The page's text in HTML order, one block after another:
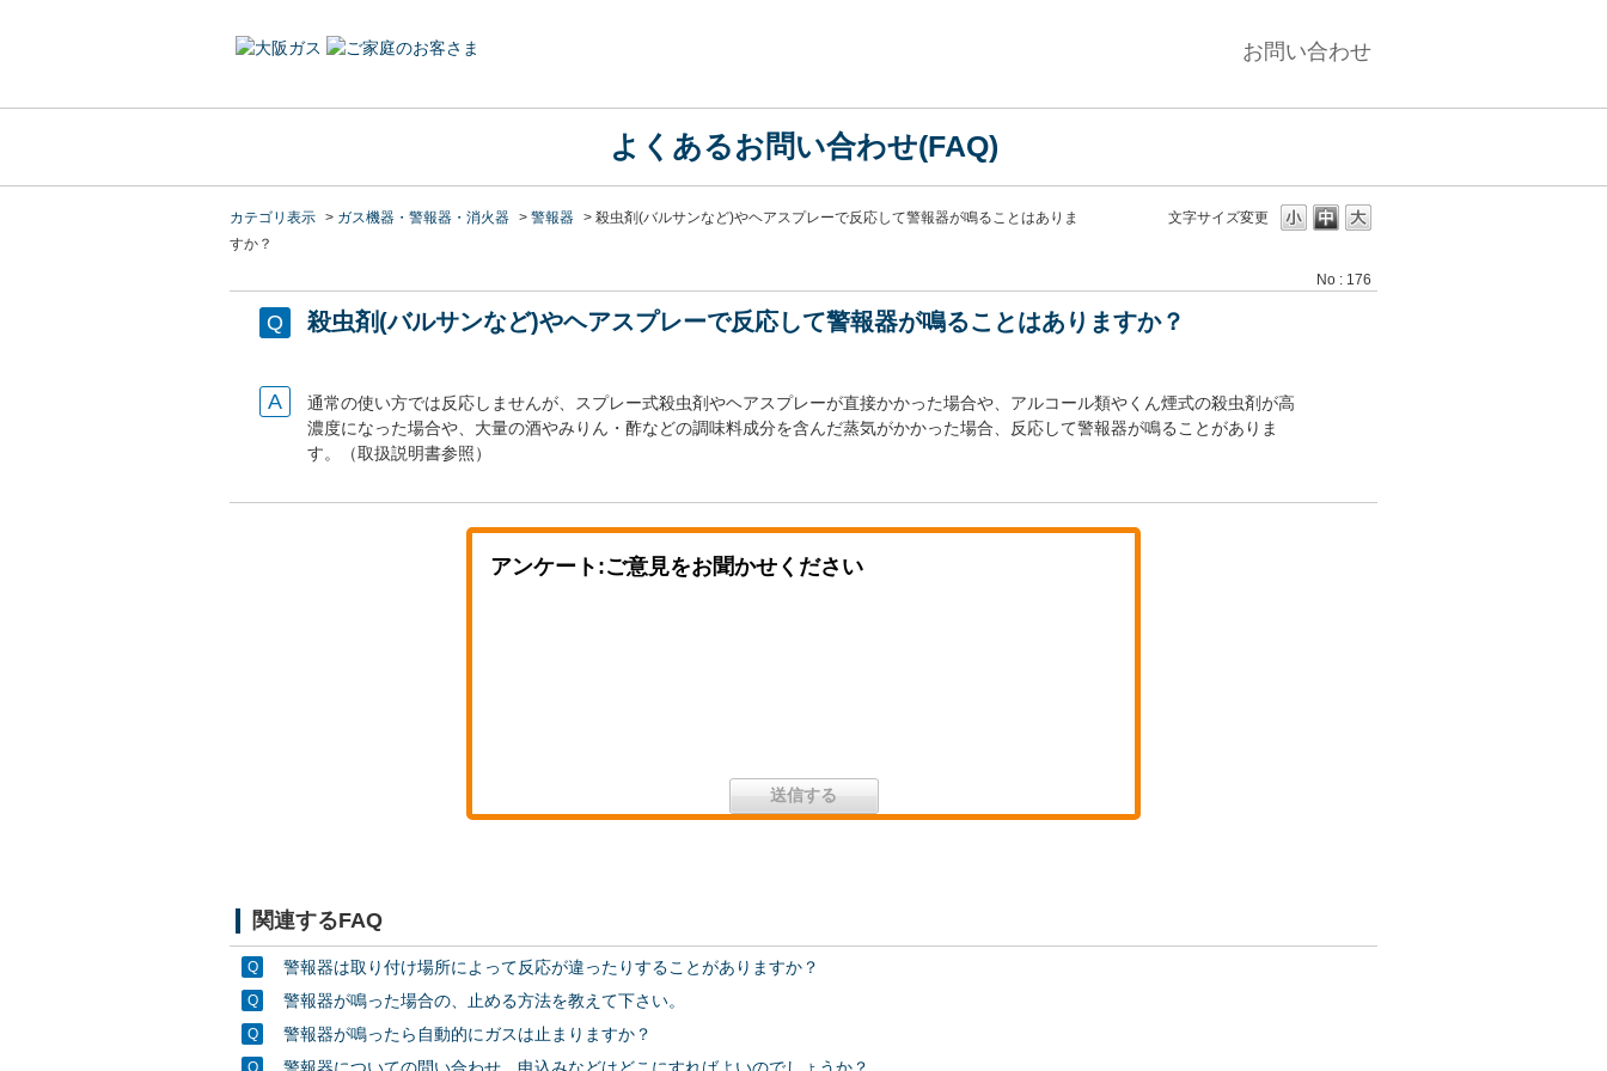
お問い合わせ
よくあるお問い合わせ(FAQ)
文字サイズ変更
カテゴリ表示 > ガス機器・警報器・消火器 > 警報器 > 殺虫剤(バルサンなど)やヘアスプレーで反応して警報器が鳴ることはありま
すか？
No : 176
殺虫剤(バルサンなど)やヘアスプレーで反応して警報器が鳴ることはありますか？
通常の使い方では反応しませんが、スプレー式殺虫剤やヘアスプレーが直接かかった場合や、アルコール類やくん煙式の殺虫剤が高
濃度になった場合や、大量の酒やみりん・酢などの調味料成分を含んだ蒸気がかかった場合、反応して警報器が鳴ることがありま
す。（取扱説明書参照）
アンケート:ご意見をお聞かせください
関連するFAQ
警報器は取り付け場所によって反応が違ったりすることがありますか？
警報器が鳴った場合の、止める方法を教えて下さい。
警報器が鳴ったら自動的にガスは止まりますか？